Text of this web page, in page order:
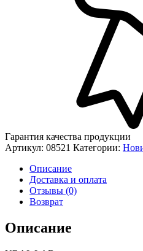
Гарантия качества продукции
Артикул: 08521 Категории:
Описание
Доставка и оплата
Отзывы (0)
Возврат
Описание